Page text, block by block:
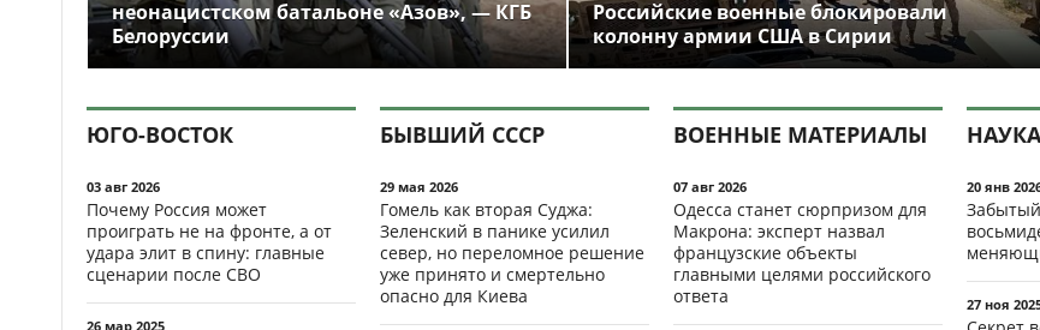
неонацистском батальоне «Азов», — КГБ
Белоруссии
Российские военные блокировали
колонну армии США в Сирии
ЮГО-ВОСТОК
03 авг 2026
Почему Россия может
проиграть не на фронте, а от
удара элит в спину: главные
сценарии после СВО
26 мар 2025
БЫВШИЙ СССР
29 мая 2026
Гомель как вторая Суджа:
Зеленский в панике усилил
север, но переломное решение
уже принято и смертельно
опасно для Киева
ВОЕННЫЕ МАТЕРИАЛЫ
07 авг 2026
Одесса станет сюрпризом для
Макрона: эксперт назвал
французские объекты
главными целями российского
ответа
20 янв
27 ноя